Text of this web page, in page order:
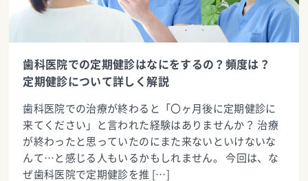
歯科医院での定期健診はなにをするの？頻度は？
定期健診について詳しく解説
歯科医院での治療が終わると「〇ヶ月後に定期健診に
来てください」と言われた経験はありませんか？ 治療
が終わったと思っていたのにまた来ないといけないな
んて…と感じる人もいるかもしれません。 今回は、な
ぜ歯科医院で定期健診を推 […]